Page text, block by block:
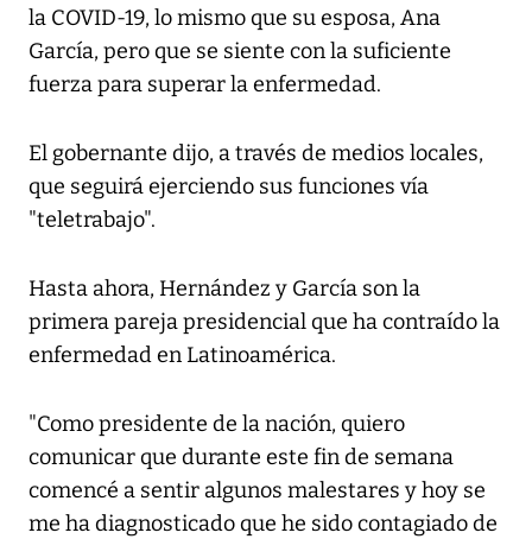
la COVID-19, lo mismo que su esposa, Ana
García, pero que se siente con la suficiente
fuerza para superar la enfermedad.
El gobernante dijo, a través de medios locales,
que seguirá ejerciendo sus funciones vía
"teletrabajo".
Hasta ahora, Hernández y García son la
primera pareja presidencial que ha contraído la
enfermedad en Latinoamérica.
"Como presidente de la nación, quiero
comunicar que durante este fin de semana
comencé a sentir algunos malestares y hoy se
me ha diagnosticado que he sido contagiado de